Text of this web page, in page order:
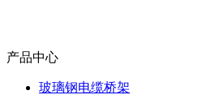
产品中心
玻璃钢电缆桥架